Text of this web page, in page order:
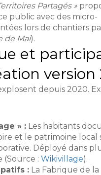
Partagés »
public avec des micro-
lors de chantiers
de Mai).
et
version
depuis 2020.
» : Les habitants
et le patrimoine local
Déployé dans
(Source : Wikivillage).
: La Fabrique de